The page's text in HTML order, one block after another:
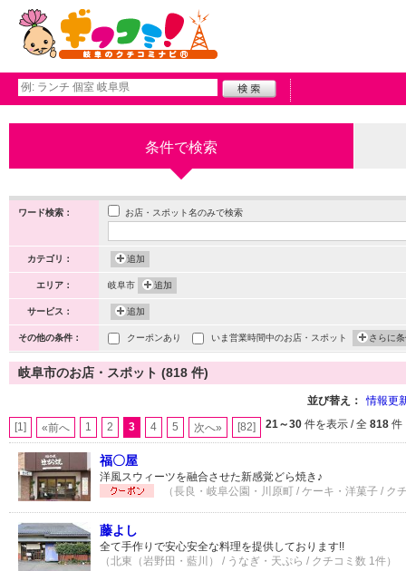
条件で検索
ワード検索： お店・スポット名のみで検索
カテゴリ： 追加
エリア： 岐阜市 追加
サービス： 追加
その他の条件： クーポンあり いま営業時間中のお店・スポット さらに
岐阜市のお店・スポット (818 件)
並び替え： 情報更
[1] «前へ 1 2 3 4 5 次へ» [82] 21～30 件を表示 / 全 818 件
福〇屋
洋風スウィーツを融合させた新感覚どら焼き♪
（長良・岐阜公園・川原町 / ケーキ・洋菓子 / ク
藤よし
全て手作りで安心安全な料理を提供しております!!
（北東（岩野田・藍川） / うなぎ・天ぷら / クチコミ数 1件）